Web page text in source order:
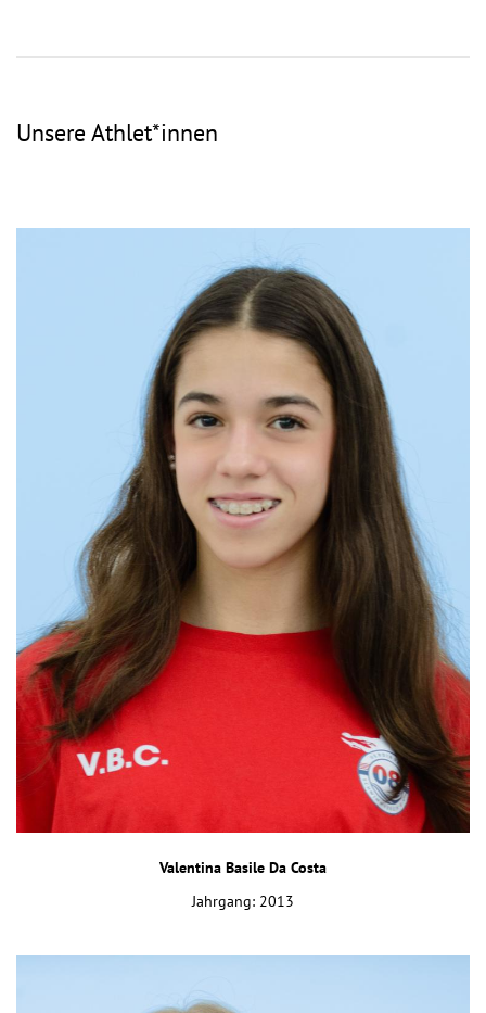
Unsere Athlet*innen
Valentina Basile Da Costa
Jahrgang: 2013